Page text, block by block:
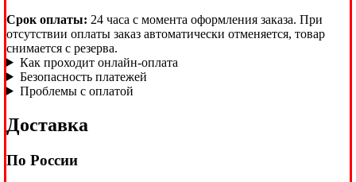
Срок оплаты: 24 часа с момента оформления заказа. При
отсутствии оплаты заказ автоматически отменяется, товар
снимается с резерва.
Как проходит онлайн-оплата
Безопасность платежей
Проблемы с оплатой
Доставка
По России